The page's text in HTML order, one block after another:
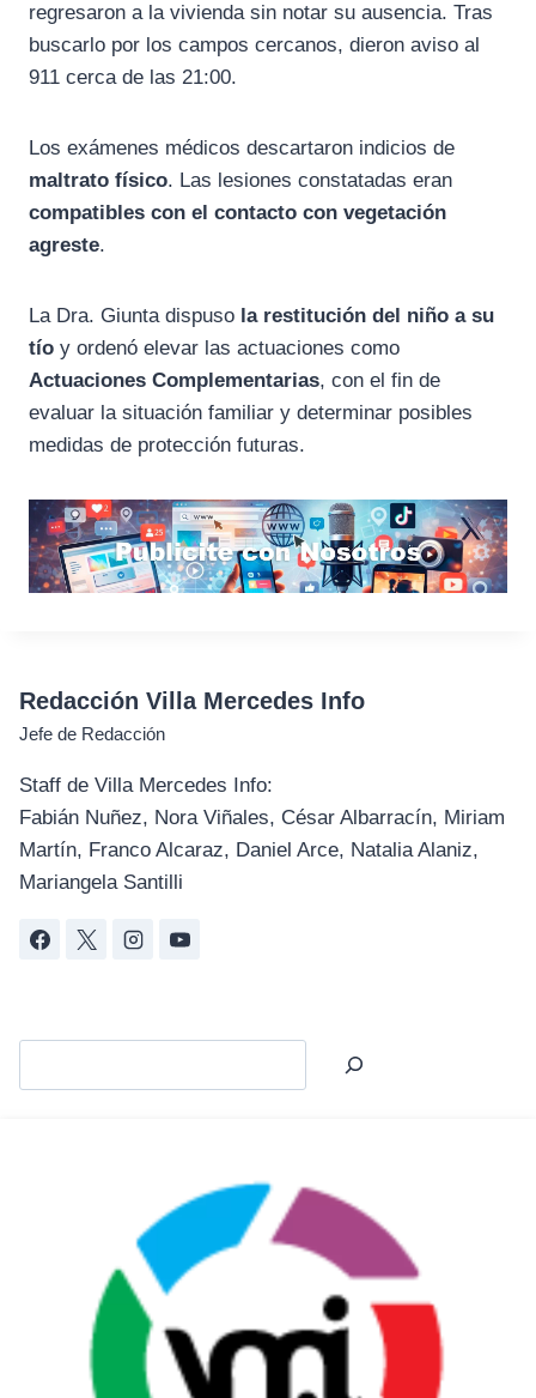
regresaron a la vivienda sin notar su ausencia. Tras
buscarlo por los campos cercanos, dieron aviso al
911 cerca de las 21:00.
Los exámenes médicos descartaron indicios de
maltrato físico. Las lesiones constatadas eran
compatibles con el contacto con vegetación
agreste.
La Dra. Giunta dispuso la restitución del niño a su
tío y ordenó elevar las actuaciones como
Actuaciones Complementarias, con el fin de
evaluar la situación familiar y determinar posibles
medidas de protección futuras.
Redacción Villa Mercedes Info
Jefe de Redacción
Staff de Villa Mercedes Info:
Fabián Nuñez, Nora Viñales, César Albarracín, Miriam
Martín, Franco Alcaraz, Daniel Arce, Natalia Alaniz,
Mariangela Santilli